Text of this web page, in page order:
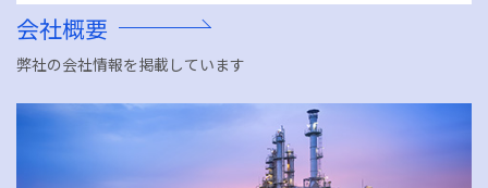
会社概要
弊社の会社情報を掲載しています